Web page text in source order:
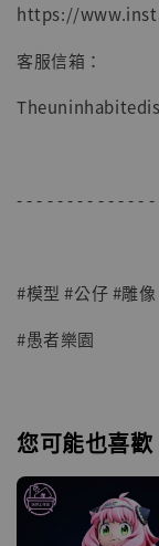
https://
客服信箱：
- - - - - - - - - - - - -
#模型 #公仔 #雕像
#愚者樂園
您可能也喜歡